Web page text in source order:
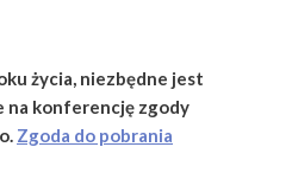
życia, niezbędne jest
na konferencję zgody
Zgoda do pobrania